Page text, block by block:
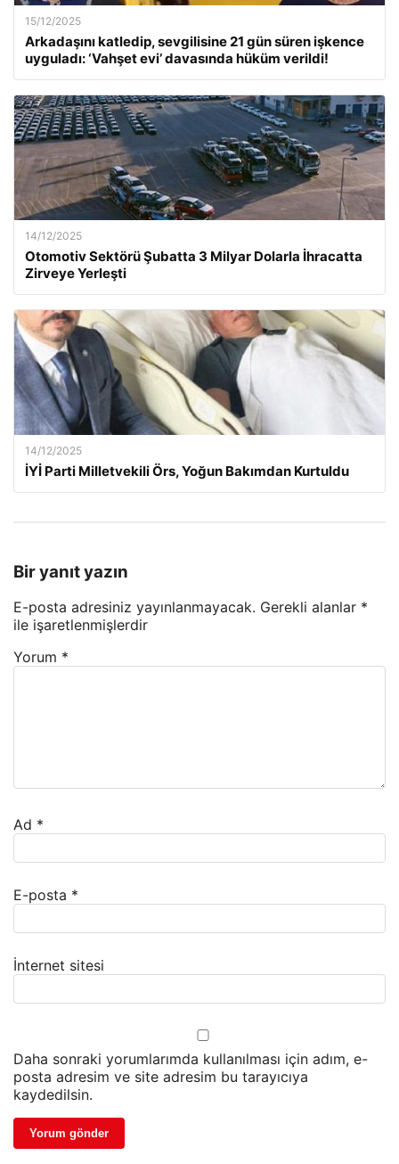
15/12/2025
Arkadaşını katledip, sevgilisine 21 gün süren işkence
uyguladı: ‘Vahşet evi’ davasında hüküm verildi!
14/12/2025
Otomotiv Sektörü Şubatta 3 Milyar Dolarla İhracatta
Zirveye Yerleşti
14/12/2025
İYİ Parti Milletvekili Örs, Yoğun Bakımdan Kurtuldu
Bir yanıt yazın
E-posta adresiniz yayınlanmayacak. Gerekli alanlar *
ile işaretlenmişlerdir
Yorum *
Ad *
E-posta *
İnternet sitesi
Daha sonraki yorumlarımda kullanılması için adım, e-
posta adresim ve site adresim bu tarayıcıya
kaydedilsin.